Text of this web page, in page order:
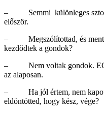
– Semmi különleges sztori,
először.
– Megszólítottad, és ment
kezdődtek a gondok?
– Nem voltak gondok.
az alaposan.
– Ha jól értem, nem kapott
eldöntötted, hogy kész, vége?